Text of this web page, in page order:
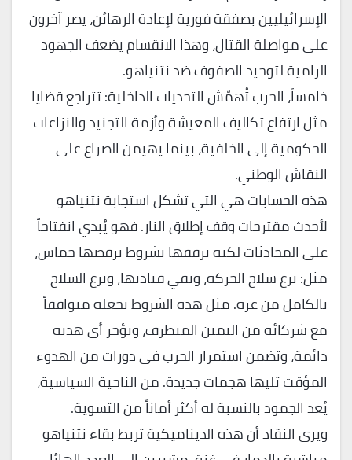
الإسرائيليين بصفقة فورية لإعادة الرهائن، يصر آخرون
على مواصلة القتال، وهذا الانقسام يضعف الجهود
الرامية لتوحيد الصفوف ضد نتنياهو.
خامساً، الحرب تُهمّش التحديات الداخلية: تتراجع قضايا
مثل ارتفاع تكاليف المعيشة وأزمة التجنيد والنزاعات
الحكومية إلى الخلفية، بينما يهيمن الصراع على
النقاش الوطني.
هذه الحسابات هي التي تشكل استجابة نتنياهو
لأحدث مقترحات وقف إطلاق النار. فهو يُبدي انفتاحاً
على المحادثات لكنه يرفقها بشروط ترفضها حماس،
مثل: نزع سلاح الحركة، ونفي قيادتها، ونزع السلاح
بالكامل من غزة. مثل هذه الشروط تجعله متوافقاً
مع شركائه من اليمين المتطرف، وتؤخر أي هدنة
دائمة، وتضمن استمرار الحرب في دورات من الهدوء
المؤقت تليها هجمات جديدة. من الناحية السياسية،
يُعد الجمود بالنسبة له أكثر أماناً من التسوية.
ويرى النقاد أن هذه الديناميكية تربط بقاء نتنياهو